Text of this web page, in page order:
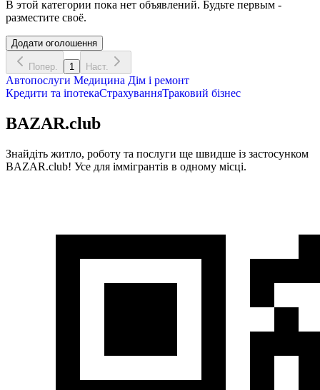
В этой категории пока нет объявлений. Будьте первым -
разместите своё.
Додати оголошення
Попер. 1 Наст.
Автопослуги Медицина Дім і ремонт
Кредити та іпотекаСтрахуванняТраковий бізнес
BAZAR.club
Знайдіть житло, роботу та послуги ще швидше із застосунком
BAZAR.club! Усе для іммігрантів в одному місці.